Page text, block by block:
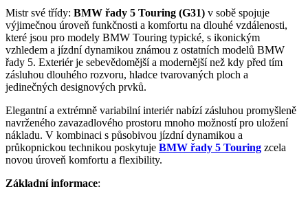
Mistr své třídy: BMW řady 5 Touring (G31) v sobě spojuje
výjimečnou úroveň funkčnosti a komfortu na dlouhé vzdálenosti,
které jsou pro modely BMW Touring typické, s ikonickým
vzhledem a jízdní dynamikou známou z ostatních modelů BMW
řady 5. Exteriér je sebevědomější a modernější než kdy před tím
zásluhou dlouhého rozvoru, hladce tvarovaných ploch a
jedinečných designových prvků.
Elegantní a extrémně variabilní interiér nabízí zásluhou promyšleně
navrženého zavazadlového prostoru mnoho možností pro uložení
nákladu. V kombinaci s působivou jízdní dynamikou a
průkopnickou technikou poskytuje BMW řady 5 Touring zcela
novou úroveň komfortu a flexibility.
Základní informace: